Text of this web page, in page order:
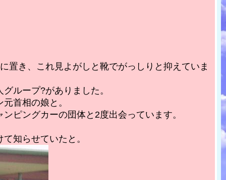
置き、これ見よがしと靴でがっしりと抑えていま
ループ?がありました。
首相の娘と。
ピングカーの団体と2度出会っています。
知らせていたと。